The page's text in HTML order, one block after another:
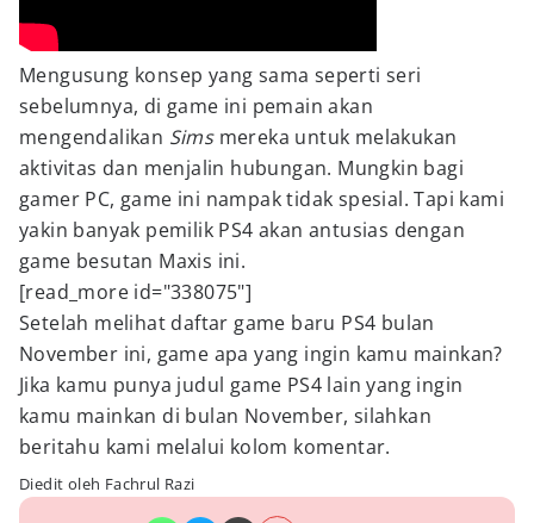
Mengusung konsep yang sama seperti seri
sebelumnya, di game ini pemain akan
mengendalikan Simsmereka untuk melakukan
aktivitas dan menjalin hubungan. Mungkin bagi
gamer PC, game ini nampak tidak spesial. Tapi kami
yakin banyak pemilik PS4 akan antusias dengan
game besutan Maxis ini.
[read_more id="338075"]
Setelah melihat daftar game baru PS4 bulan
November ini, game apa yang ingin kamu mainkan?
Jika kamu punya judul game PS4 lain yang ingin
kamu mainkan di bulan November, silahkan
beritahu kami melalui kolom komentar.
Diedit oleh Fachrul Razi